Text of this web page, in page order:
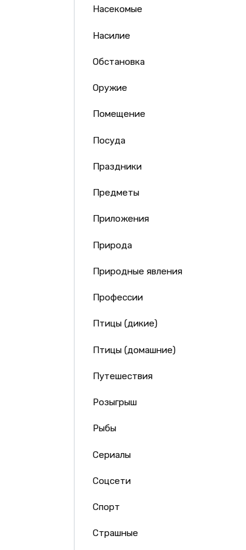
Насекомые
Насилие
Обстановка
Оружие
Помещение
Посуда
Праздники
Предметы
Приложения
Природа
Природные явления
Профессии
Птицы (дикие)
Птицы (домашние)
Путешествия
Розыгрыш
Рыбы
Сериалы
Соцсети
Спорт
Страшные